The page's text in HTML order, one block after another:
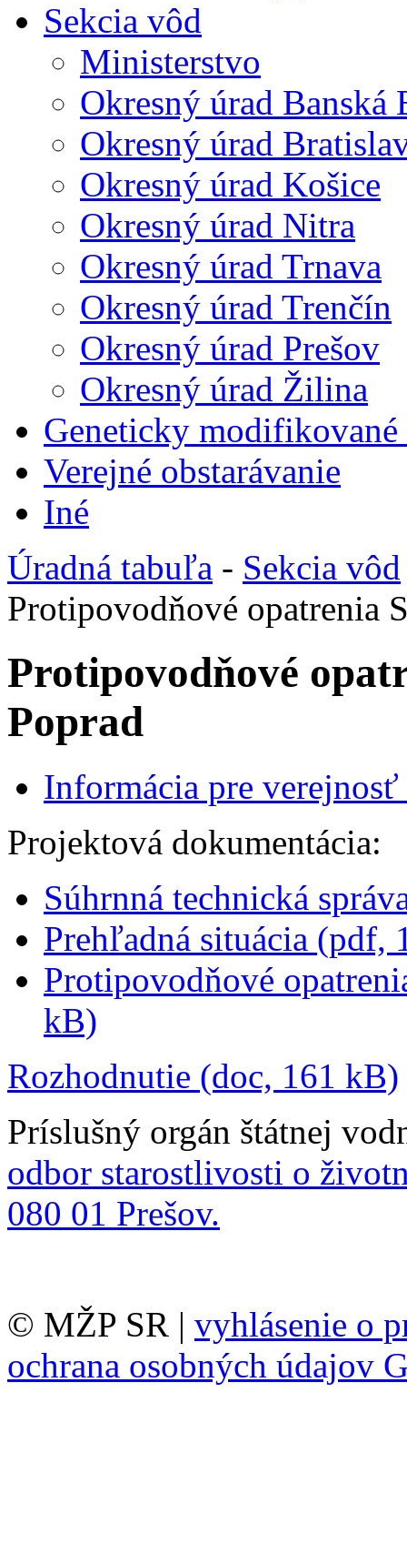
Sekcia vôd
Ministerstvo
Okresný úrad Banská
Okresný úrad
Okresný úrad Košice
Okresný úrad Nitra
Okresný úrad Trnava
Okresný úrad Trenčín
Okresný úrad Prešov
Okresný úrad Žilina
Geneticky
Verejné obstarávanie
Iné
Úradná tabuľa - Sekcia vôd
Protipovodňové opatrenia
Protipovodňové
Poprad
Informácia pre
Projektová dokumentácia:
Súhrnná technická
Prehľadná situácia (pdf,
Protipovodňové
kB)
Rozhodnutie (doc, 161 kB)
Príslušný orgán štátnej
odbor starostlivosti o
080 01 Prešov.
© MŽP SR | vyhlásenie o
ochrana osobných údajov